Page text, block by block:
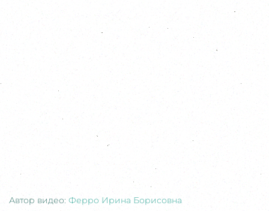
Автор видео: Ферро Ирина Борисовна